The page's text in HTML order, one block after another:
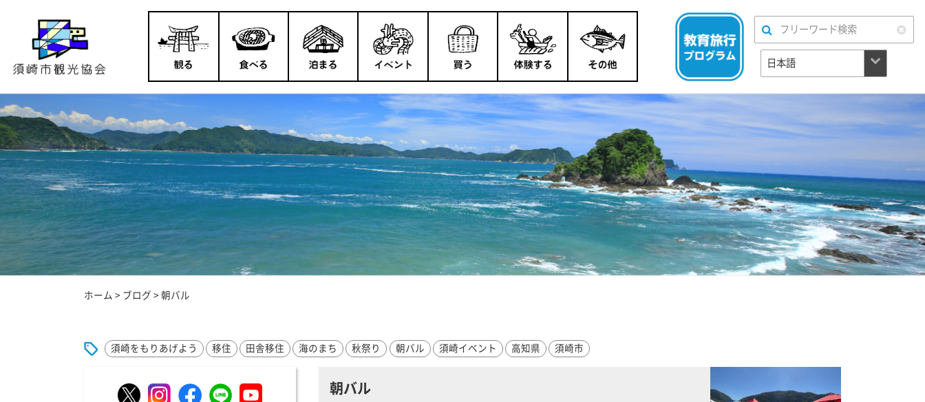
ホーム > ブログ > 朝バル
須崎をもりあげよう 移住 田舎移住 海のまち 秋祭り 朝バル 須崎イベント 高知県 須崎市
朝バル